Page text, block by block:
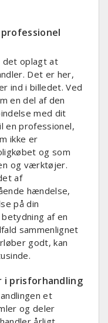
oplagt at
Det er her,
ind i billedet. Ved
en del af den
med dit
en professionel,
ikke er
og som
og værktøjer.
af
hændelse,
på din
af en
sammenlignet
godt, kan
i prisforhandling
et
og deler